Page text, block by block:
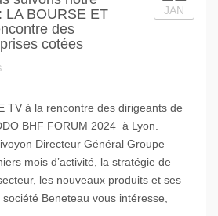
LA BOURSE ET
des
cotées
JAN
TV à la rencontre des dirigeants de
BHF FORUM 2024 à Lyon.
Directeur Général Groupe
mois d’activité, la stratégie de
les nouveaux produits et ses
Beneteau vous intéresse,